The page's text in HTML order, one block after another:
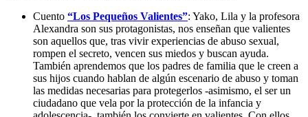
Cuento “Los Pequeños Valientes”: Yako, Lila y la profesora
Alexandra son sus protagonistas, nos enseñan que valientes
son aquellos que, tras vivir experiencias de abuso sexual,
rompen el secreto, vencen sus miedos y buscan ayuda.
También aprendemos que los padres de familia que le creen a
sus hijos cuando hablan de algún escenario de abuso y toman
las medidas necesarias para protegerlos -asimismo, el ser un
ciudadano que vela por la protección de la infancia y